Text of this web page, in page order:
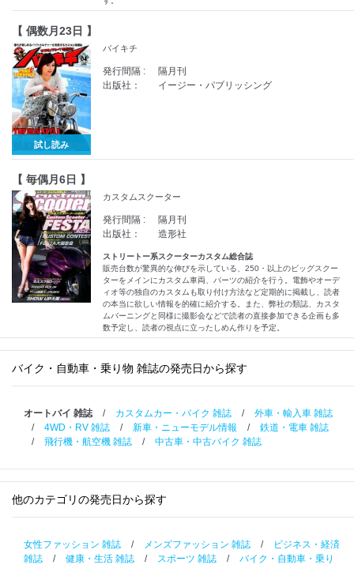
【 偶数月23日 】
試し読み
バイキチ
発行間隔 :
隔月刊
出版社：
イージー・パブリッシング
【 毎偶月6日 】
カスタムスクーター
発行間隔 :
隔月刊
出版社：
造形社
ストリートー系スクーターカスタム総合誌
販売台数が驚異的な伸びを示している、250・以上のビッグスクー
ターをメインにカスタム車両、パーツの紹介を行う。電飾やオーデ
ィオ等の独自のカスタムも取り付け方法など定期的に掲載し、読者
の本当に欲しい情報を的確に紹介する。また、弊社の類誌、カスタ
ムバーニングと同様に撮影会などで読者の直接参加できる企画も多
数予定し、読者の視点に立ったしめん作りを予定。
バイク・自動車・乗り物 雑誌の発売日から探す
オートバイ 雑誌 / カスタムカー・バイク 雑誌 /
外車・輸入車 雑誌
/
4WD・RV 雑誌 / 新車・ニューモデル情報 /
鉄道・電車 雑誌
/
飛行機・航空機 雑誌 / 中古車・中古バイク 雑誌
他のカテゴリの発売日から探す
女性ファッション 雑誌 / メンズファッション 雑誌 /
ビジネス・経済
雑誌
/ 健康・生活 雑誌 / スポーツ 雑誌 /
バイク・自動車・乗り